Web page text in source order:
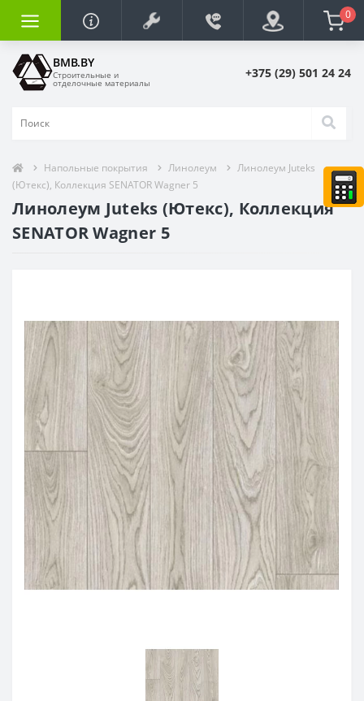
0
BMB.BY
Строительные и
отделочные материалы
+375 (29) 501 24 24
Напольные покрытия Линолеум
Линолеум Juteks
(Ютекс), Коллекция SENATOR Wagner 5
Линолеум Juteks (Ютекс), Коллекция
SENATOR Wagner 5